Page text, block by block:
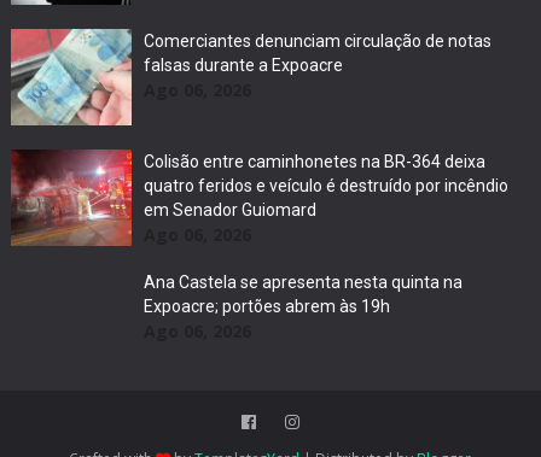
Comerciantes denunciam circulação de notas
falsas durante a Expoacre
Colisão entre caminhonetes na BR-364 deixa
quatro feridos e veículo é destruído por incêndio
em Senador Guiomard
Ana Castela se apresenta nesta quinta na
Expoacre; portões abrem às 19h